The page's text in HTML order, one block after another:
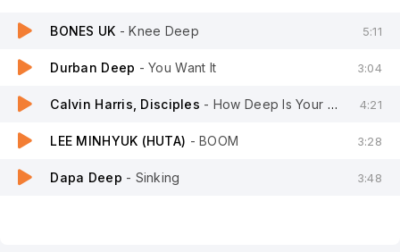
BONES UK - Knee Deep 5:11
Durban Deep - You Want It 3:04
Calvin Harris, Disciples - How Deep Is Your Love 4:21
LEE MINHYUK (HUTA) - BOOM 3:28
Dapa Deep - Sinking 3:48